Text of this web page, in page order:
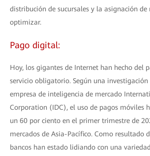
distribución de sucursales y la asignación de
optimizar.
Pago digital:
Hoy, los gigantes de Internet han hecho del
servicio obligatorio. Según una
empresa de inteligencia de mercado
Corporation (IDC), el uso de pagos móviles
un 60 por ciento en el primer trimestre de
mercados de Asia-Pacífico. Como resultado
bancos han estado lidiando con una